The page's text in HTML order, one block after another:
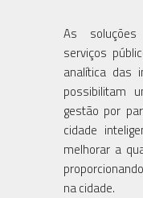
As
serviços
analítica das
possibilitam
gestão por
cidade
melhorar a
na cidade.